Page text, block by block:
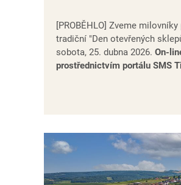
[PROBĚHLO] Zveme
tradiční "Den otevřených
sobota, 25. dubna 2026. On-
prostřednictvím portálu SMS